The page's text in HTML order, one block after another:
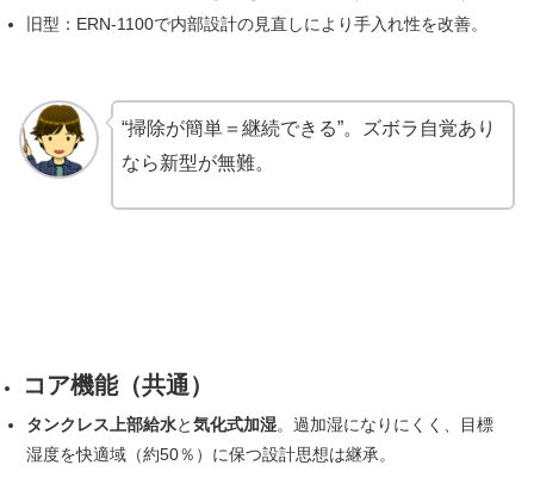
旧型：ERN-1100で内部設計の見直しにより手入れ性を改善。
“掃除が簡単＝継続できる”。ズボラ自覚あり
なら新型が無難。
コア機能（共通）
タンクレス上部給水と気化式加湿。過加湿になりにくく、目標
湿度を快適域（約50％）に保つ設計思想は継承。